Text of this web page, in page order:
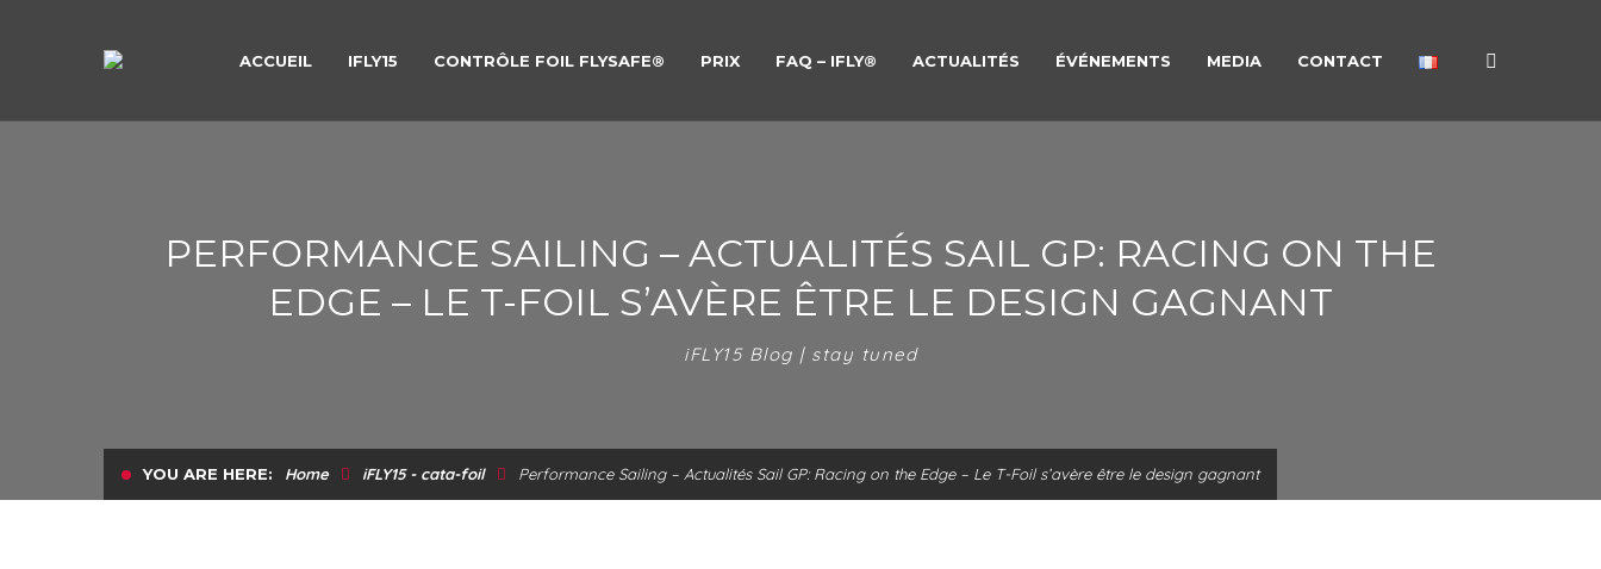
ACCUEIL IFLY15 CONTRÔLE FOIL FLYSAFE® PRIX FAQ – IFLY® ACTUALITÉS ÉVÉNEMENTS MEDIA CONTACT
PERFORMANCE SAILING – ACTUALITÉS SAIL GP: RACING ON THE
EDGE – LE T-FOIL S’AVÈRE ÊTRE LE DESIGN GAGNANT
iFLY15 Blog | stay tuned
YOU ARE HERE: Home iFLY15 - cata-foil Performance Sailing – Actualités Sail GP: Racing on the Edge – Le T-Foil s’avère être le design gagnant